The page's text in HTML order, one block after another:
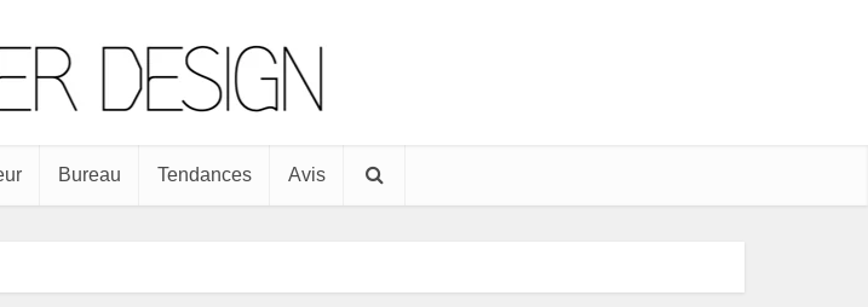
Bureau Tendances Avis